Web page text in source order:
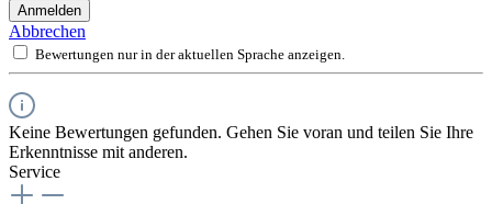
Anmelden
Abbrechen
Bewertungen nur in der aktuellen Sprache anzeigen.
Keine Bewertungen gefunden. Gehen Sie voran und teilen Sie Ihre
Erkenntnisse mit anderen.
Service